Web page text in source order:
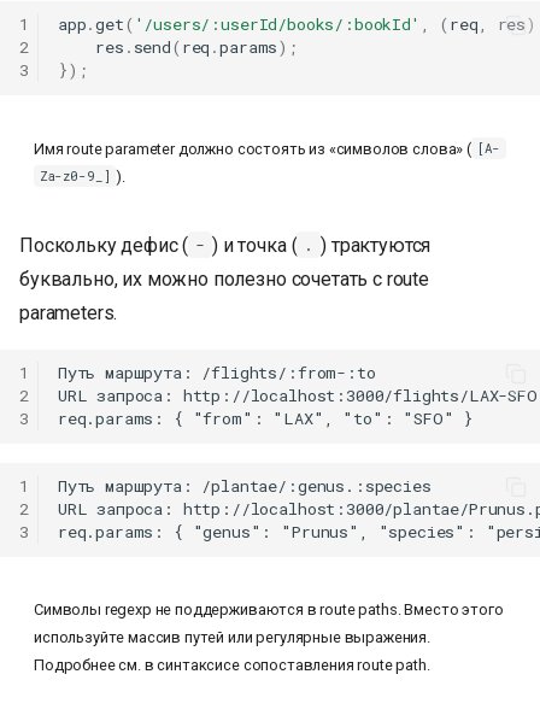
1
2
3
app.get( '/users/:userId/books/:bookId' , ( req, res )
res . send( req .params);
});
Имя route parameter должно состоять из «символов слова» ( [A-
Za-z0-9_] ).
Поскольку дефис ( - ) и точка ( . ) трактуются
буквально, их можно полезно сочетать с route
parameters.
1
2
3
Путь маршрута: /flights/:from-:to
URL запроса: http://localhost:3000/flights/LAX-SFO
1
2
3
Путь маршрута: /plantae/:genus.:species
URL запроса: http://localhost:3000/plantae/
Символы regexp не поддерживаются в route paths. Вместо этого
используйте массив путей или регулярные выражения.
Подробнее см. в синтаксисе сопоставления route path.